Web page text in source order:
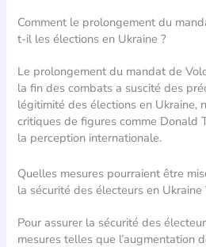
Comment le prolongement du
t-il les élections en Ukraine ?
Le prolongement du mandat de
la fin des combats a suscité des
légitimité des élections en Ukraine,
critiques de figures comme Donald
la perception internationale.
Quelles mesures pourraient être
la sécurité des électeurs en Ukraine
Pour assurer la sécurité des
mesures telles que l’augmentation